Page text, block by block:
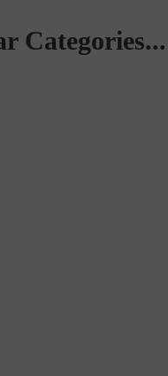
Categories...